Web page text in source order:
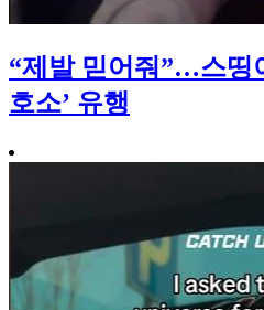
“제발 믿어줘”…스띵
호소’ 유행